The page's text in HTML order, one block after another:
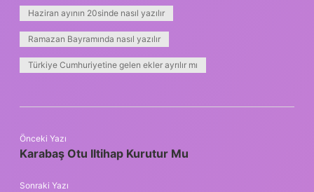
Haziran ayının 20sinde nasıl yazılır
Ramazan Bayramında nasıl yazılır
Türkiye Cumhuriyetine gelen ekler ayrılır mı
Önceki Yazı
Karabaş Otu Iltihap Kurutur Mu
Sonraki Yazı